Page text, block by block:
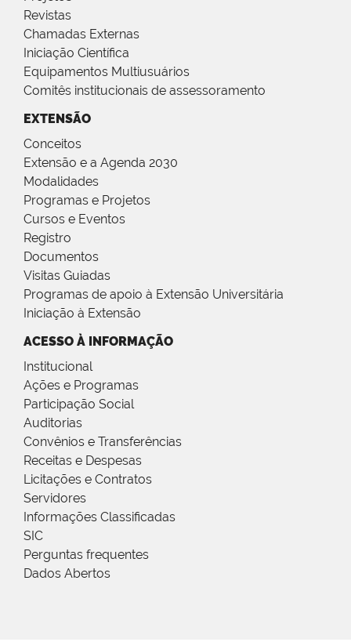
Revistas
Chamadas Externas
Iniciação Científica
Equipamentos Multiusuários
Comitês institucionais de assessoramento
EXTENSÃO
Conceitos
Extensão e a Agenda 2030
Modalidades
Programas e Projetos
Cursos e Eventos
Registro
Documentos
Visitas Guiadas
Programas de apoio à Extensão Universitária
Iniciação à Extensão
ACESSO À INFORMAÇÃO
Institucional
Ações e Programas
Participação Social
Auditorias
Convênios e Transferências
Receitas e Despesas
Licitações e Contratos
Servidores
Informações Classificadas
SIC
Perguntas frequentes
Dados Abertos